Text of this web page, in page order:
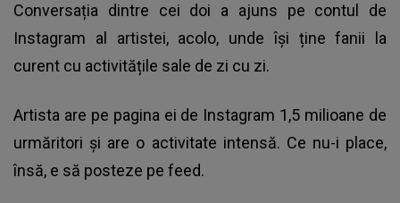
Conversația dintre cei doi a ajuns pe contul de
Instagram al artistei, acolo, unde își ține fanii la
curent cu activitățile sale de zi cu zi.
Artista are pe pagina ei de Instagram 1,5 milioane de
urmăritori și are o activitate intensă. Ce nu-i place,
însă, e să posteze pe feed.